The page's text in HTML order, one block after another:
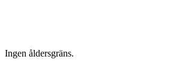
Ingen åldersgräns.